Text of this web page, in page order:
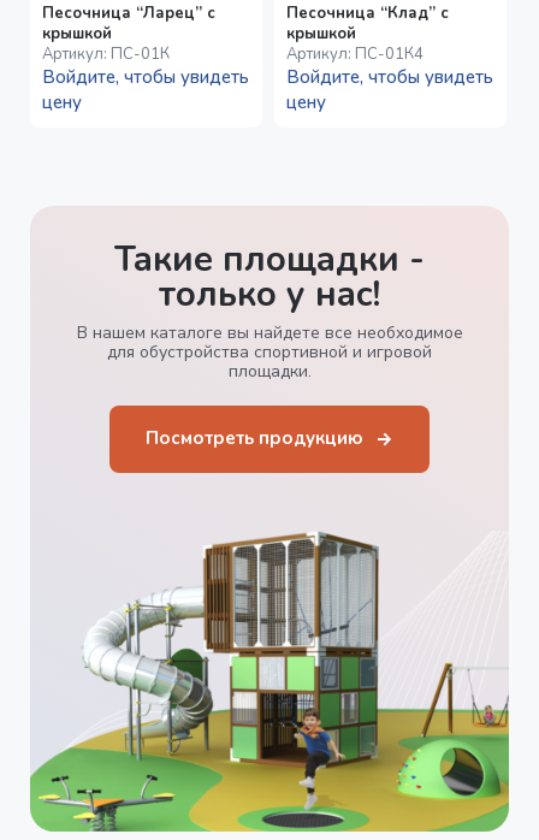
Песочница “Ларец” с
крышкой
Артикул: ПС-01К
Войдите, чтобы увидеть
цену
Песочница “Клад” с
крышкой
Артикул: ПС-01К4
Войдите, чтобы увидеть
цену
Такие площадки -
только у нас!
В нашем каталоге вы найдете все необходимое
для обустройства спортивной и игровой
площадки.
Посмотреть продукцию